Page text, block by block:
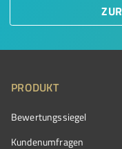
PRODUKT
Bewertungssiegel
Kundenumfragen